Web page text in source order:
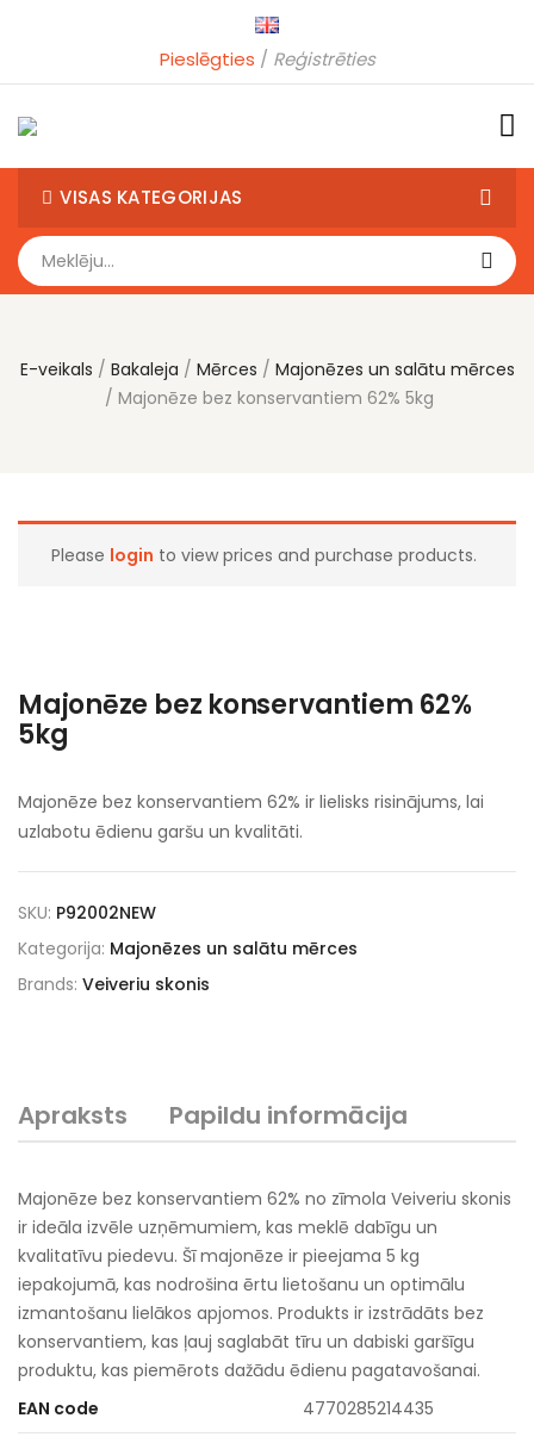
Pieslēgties Reģistrēties
VISAS KATEGORIJAS
E-veikals Bakaleja Mērces
Majonēzes un salātu mērces
Majonēze bez konservantiem 62% 5kg
Please login to view prices and purchase products.
Majonēze bez konservantiem 62%
5kg
Majonēze bez konservantiem 62% ir lielisks risinājums, lai
uzlabotu ēdienu garšu un kvalitāti.
SKU: P92002NEW
Kategorija: Majonēzes un salātu mērces
Brands: Veiveriu skonis
Apraksts Papildu informācija
Majonēze bez konservantiem 62% no zīmola Veiveriu skonis
ir ideāla izvēle uzņēmumiem, kas meklē dabīgu un
kvalitatīvu piedevu. Šī majonēze ir pieejama 5 kg
iepakojumā, kas nodrošina ērtu lietošanu un optimālu
izmantošanu lielākos apjomos. Produkts ir izstrādāts bez
konservantiem, kas ļauj saglabāt tīru un dabiski garšīgu
produktu, kas piemērots dažādu ēdienu pagatavošanai.
EAN code
4770285214435